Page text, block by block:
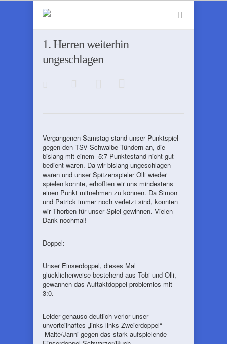
1. Herren weiterhin
ungeschlagen
Vergangenen Samstag stand unser Punktspiel
gegen den TSV Schwalbe Tündern an, die
bislang mit einem 5:7 Punktestand nicht gut
bedient waren. Da wir bislang ungeschlagen
waren und unser Spitzenspieler Olli wieder
spielen konnte, erhofften wir uns mindestens
einen Punkt mitnehmen zu können. Da Simon
und Patrick immer noch verletzt sind, konnten
wir Thorben für unser Spiel gewinnen. Vielen
Dank nochmal!
Doppel:
Unser Einserdoppel, dieses Mal
glücklicherweise bestehend aus Tobi und Olli,
gewannen das Auftaktdoppel problemlos mit
3:0.
Leider genauso deutlich verlor unser
unvorteilhaftes „links-links Zweierdoppel“
Malte/Janni gegen das stark aufspielende